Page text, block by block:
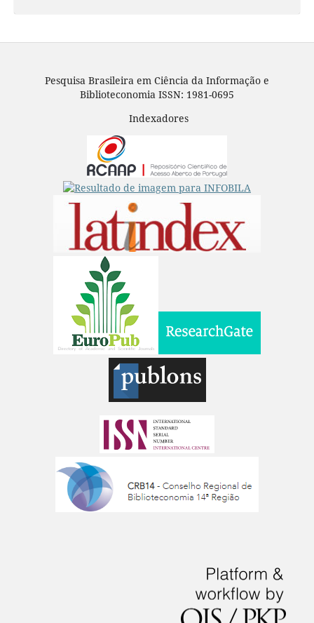
Pesquisa Brasileira em Ciência da Informação e
Biblioteconomia ISSN: 1981-0695
Indexadores